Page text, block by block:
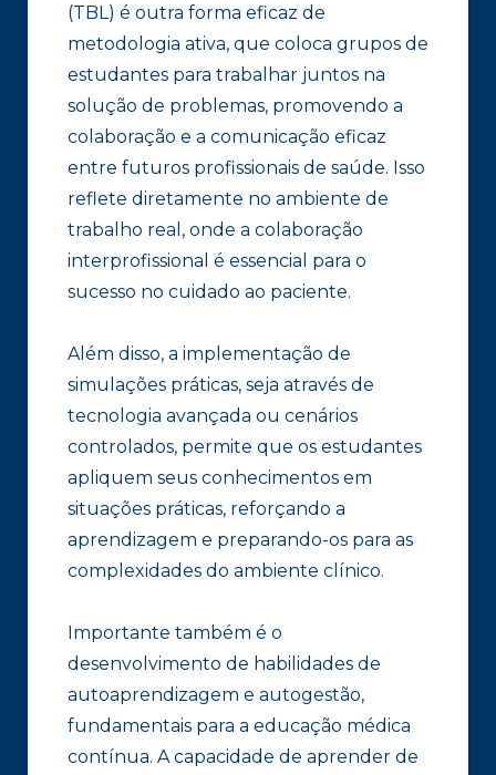
(TBL) é outra forma eficaz de
metodologia ativa, que coloca grupos de
estudantes para trabalhar juntos na
solução de problemas, promovendo a
colaboração e a comunicação eficaz
entre futuros profissionais de saúde. Isso
reflete diretamente no ambiente de
trabalho real, onde a colaboração
interprofissional é essencial para o
sucesso no cuidado ao paciente.
Além disso, a implementação de
simulações práticas, seja através de
tecnologia avançada ou cenários
controlados, permite que os estudantes
apliquem seus conhecimentos em
situações práticas, reforçando a
aprendizagem e preparando-os para as
complexidades do ambiente clínico.
Importante também é o
desenvolvimento de habilidades de
autoaprendizagem e autogestão,
fundamentais para a educação médica
contínua. A capacidade de aprender de